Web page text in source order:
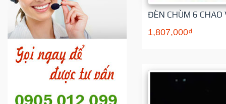
ĐÈN CHÙM 6
1,807,000₫